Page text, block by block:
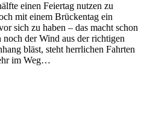
einen Feiertag nutzen zu
mit einem Brückentag ein
sich zu haben – das macht schon
der Wind aus der richtigen
bläst, steht herrlichen Fahrten
im Weg…